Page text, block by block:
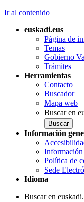
Ir al contenido
euskadi.eus
Página de
Temas
Gobierno
Trámites
Herramientas
Contacto
Buscador
Mapa web
Buscar en
Información
Información
Política de
Sede
Idioma
Buscar en